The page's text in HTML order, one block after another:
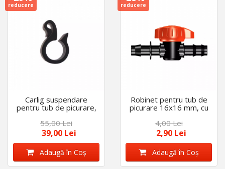
reducere
Carlig suspendare
pentru tub de picurare,
set 100 buc, diametru
de 16 mm
55,00 Lei
39,00 Lei
Adaugă în Coş
reducere
Robinet pentru tub de
picurare 16x16 mm, cu
4,00 Lei
2,90 Lei
Adaugă în Coş